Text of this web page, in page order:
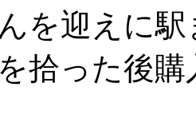
を迎えに駅
拾った後